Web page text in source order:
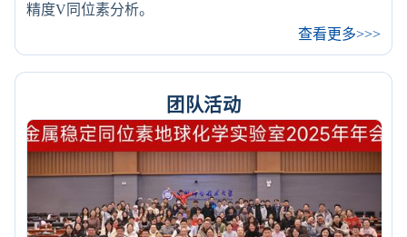
精度V同位素分析。
查看更多>>>
团队活动